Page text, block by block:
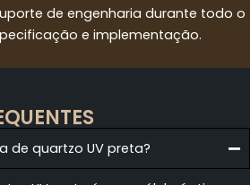
de engenharia durante todo o
e implementação.
de quartzo UV preta?